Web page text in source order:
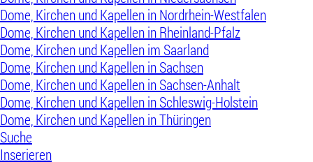
Dome, Kirchen und Kapellen in Nordrhein-Westfalen
Dome, Kirchen und Kapellen in Rheinland-Pfalz
Dome, Kirchen und Kapellen im Saarland
Dome, Kirchen und Kapellen in Sachsen
Dome, Kirchen und Kapellen in Sachsen-Anhalt
Dome, Kirchen und Kapellen in Schleswig-Holstein
Dome, Kirchen und Kapellen in Thüringen
Suche
Inserieren